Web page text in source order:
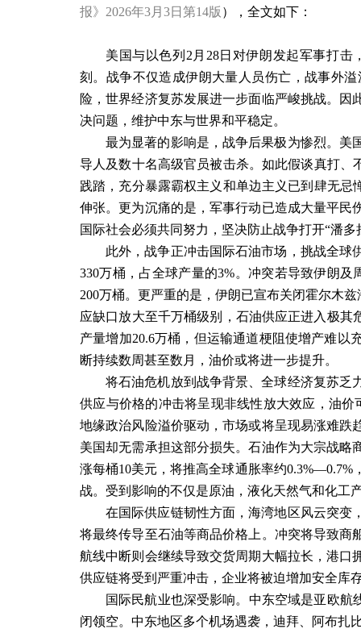
报》 2026年3月 3日第14版 ），全文如下：
美国与以色列 2 月 28日对伊朗发起军事打击
刻。战争不仅造成伊朗大量人员伤亡，战事外
险，世界经济复苏发展进一步面临严峻挑战。
决问题，维护中东与世界和平稳定。
最为显著的影响是，战争后果极为惨烈。美
导人及数十名高级官员被击杀。如此假谈真打、
践踏，充分暴露霸权主义和单边主义已到肆无
伸张。更为沉痛的是，军事行动已造成大量平
国际社会必须共同努力，坚决防止战争打开“潘多
此外，战争正冲击国际石油市场，挑战全球
330万桶，占全球产量的3%。冲突若导致伊朗及
200万桶。更严重的是，伊朗已宣布关闭霍尔木
应缺口放大至千万桶级别，石油供应正进入极其
产量增加20.6万桶，但运输通道梗阻使增产难以
断持续数周甚至数月，油价或将进一步提升。
将石油危机放到战争背景、全球经济复苏乏
供应与价格的冲击将呈现非线性放大效应，油价
地缘政治风险溢价驱动，市场或将呈现易涨难
美国却无需承担这部分损失。石油作为大宗战
涨每桶10美元，将推高全球通胀率约0.3%—0.7%
战。受到影响的不仅是原油，液化天然气和化工
在国际供应链韧性方面，海湾地区风云突变
将最终传导至石油等商品价格上。冲突将导致
航线中断则会继续导致交货周期大幅拉长，港
供应链将受到严重冲击，企业将被迫增加安全库
国际民航业也深受影响。中东空域是亚欧航
闭领空。中东地区多个机场遇袭，迪拜、阿布扎